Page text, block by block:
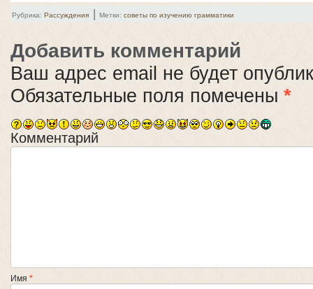
Рубрика: Рассуждения | Метки: советы по изучению грамматики
Добавить комментарий
Ваш адрес email не будет
Обязательные поля помечены *
Комментарий
Имя *